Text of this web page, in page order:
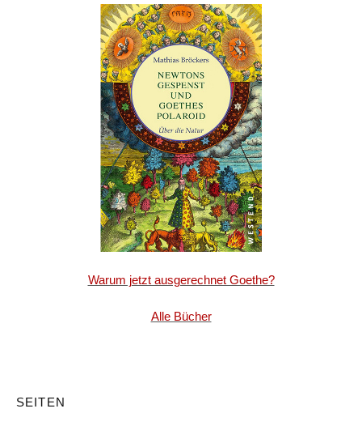
Warum jetzt ausgerechnet Goethe?
Alle Bücher
SEITEN